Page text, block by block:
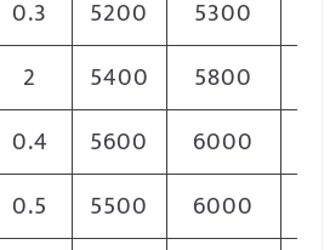
0.3 5200 5300
2 5400 5800
0.4 5600 6000
0.5 5500 6000